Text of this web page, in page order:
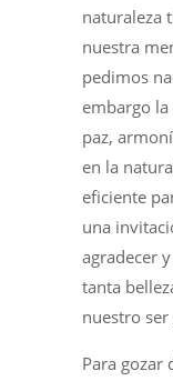
naturaleza
nuestra
pedimos
embargo
paz,
en la
eficiente
una
agradecer
tanta
nuestro
Para gozar